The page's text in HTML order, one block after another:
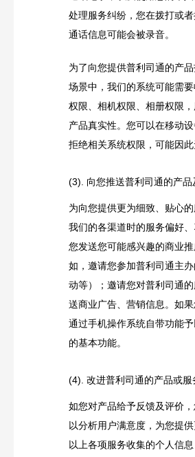
处理服务纠纷，您在拨打或
通话信息可能会被录音。
为了向您提供普利司通的产
场景中，我们的系统可能需
权限、相机权限、相册权限
产品真实性。您可以在移动
拒绝相关系统权限，可能因
(3). 向您推送普利司通的产品
为向您提供更为细致、贴心
我们的各渠道时的服务偏好
您发送您可能感兴趣的商业
如，邀请您参加普利司通主
动等）；邀请您对普利司通
送商业广告、营销信息。如
通过手机操作系统自带功能
的基本功能。
(4). 改进普利司通的产品或服
如您对产品给予反馈及评价
以分析用户满意度，为您提
以上各项服务收集的个人信